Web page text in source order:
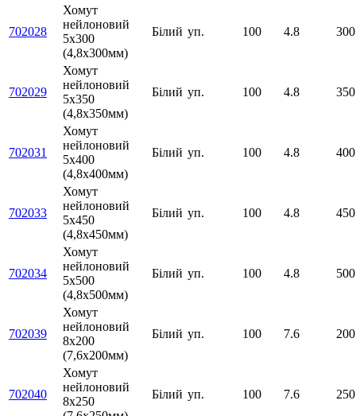
702028
Хомут
нейлоновий
5х300
(4,8х300мм)
Білий уп. 100 4.8 300
702029
Хомут
нейлоновий
5х350
(4,8х350мм)
Білий уп. 100 4.8 350
702031
Хомут
нейлоновий
5х400
(4,8х400мм)
Білий уп. 100 4.8 400
702033
Хомут
нейлоновий
5х450
(4,8х450мм)
Білий уп. 100 4.8 450
702034
Хомут
нейлоновий
5х500
(4,8х500мм)
Білий уп. 100 4.8 500
702039
Хомут
нейлоновий
8х200
(7,6х200мм)
Білий уп. 100 7.6 200
702040
Хомут
нейлоновий
8х250
Білий уп. 100 7.6 250